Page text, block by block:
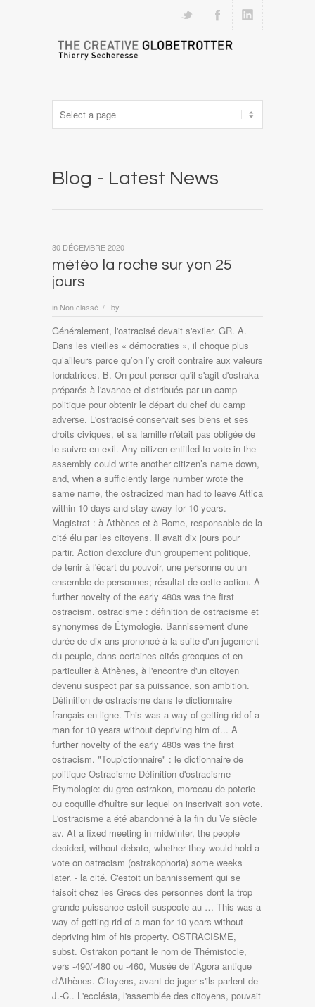
Blog - Latest News
météo la roche sur yon 25
jours
in Non classé / by
30 DÉCEMBRE 2020
Généralement, l'ostracisé devait s'exiler. GR. A. Dans les vieilles « démocraties », il choque plus qu’ailleurs parce qu’on l’y croit contraire aux valeurs fondatrices. B. On peut penser qu'il s'agit d'ostraka préparés à l'avance et distribués par un camp politique pour obtenir le départ du chef du camp adverse. L'ostracisé conservait ses biens et ses droits civiques, et sa famille n'était pas obligée de le suivre en exil. Any citizen entitled to vote in the assembly could write another citizen’s name down, and, when a sufficiently large number wrote the same name, the ostracized man had to leave Attica within 10 days and stay away for 10 years. Magistrat : à Athènes et à Rome, responsable de la cité élu par les citoyens. Il avait dix jours pour partir. Action d'exclure d'un groupement politique, de tenir à l'écart du pouvoir, une personne ou un ensemble de personnes; résultat de cette action. A further novelty of the early 480s was the first ostracism. ostracisme : définition de ostracisme et synonymes de Étymologie. Bannissement d'une durée de dix ans prononcé à la suite d'un jugement du peuple, dans certaines cités grecques et en particulier à Athènes, à l'encontre d'un citoyen devenu suspect par sa puissance, son ambition. Définition de ostracisme dans le dictionnaire français en ligne. This was a way of getting rid of a man for 10 years without depriving him of... A further novelty of the early 480s was the first ostracism. "Toupictionnaire" : le dictionnaire de politique Ostracisme Définition d'ostracisme Etymologie: du grec ostrakon, morceau de poterie ou coquille d'huître sur lequel on inscrivait son vote. L'ostracisme a été abandonné à la fin du Ve siècle av. At a fixed meeting in midwinter, the people decided, without debate, whether they would hold a vote on ostracism (ostrakophoria) some weeks later. - la cité. C'estoit un bannissement qui se faisoit chez les Grecs des personnes dont la trop grande puissance estoit suspecte au … This was a way of getting rid of a man for 10 years without depriving him of his property. OSTRACISME, subst. Ostrakon portant le nom de Thémistocle, vers -490/-480 ou -460, Musée de l'Agora antique d'Athènes. Citoyens, avant de juger s'ils parlent de J.-C.. L'ecclésia, l'assemblée des citoyens, pouvait exiler un citoyen pour dix ans. Le gouvernement d’Athènes revient alors entre les mains de la noblesse. Le premier ostracisme pratiqué à Athènes date de -488. Définition de ostracisme dans le dictionnaire français en ligne. Ostraciser : définition, synonymes, citations, traduction dans le dictionnaire de la langue française. Il sanctionnait un vote des Athéniens contre un citoyen suspect, qui était alors banni pour dix ans. dans l'Athènes du vème siècle aec, certains des noms les plus illustres de l'histoire grecque furent victimes du processus d'ostracisme. J.-C.. L'ecclésia, l'assemblée des citoyens, pouvait exiler un citoyen pour dix ans. Ce citoyen d'Athènes qui condamna Aristide à l'ostracisme parce qu'il était las de l'entendre appeler juste (Sandeau, M lle de La Seiglière, 1848, p.57). Ostracisme : définition, synonymes, citations, traduction dans le dictionnaire de la langue française. Au sens ancien, ce mot désigne le bannissement, à Athènes ou dans une autre cité grecque, d'un personnage public, sans autre prétexte que sa trop grande influence sur les citoyens.Pour bien comprendre le sens de ce mot, il faut le situer dans le contexte où il est apparu. L'ostracisme n'était pas une peine infamante. Ostrakon portant le nom de Thémistocle, vers -490/-480 ou -460, Musée de l'Agora antique d'Athènes. Définition de « OSTRACISME » subst. Compare exile and banishment. Définition, avec citations, historique littéraire et Ostracisme of schervengericht (Grieks: έξω-οστρακισμός; exo-ostrakismos) was in de Atheense democratie een stemprocedure in de Ekklèsia (Volksvergadering) om politieke leiders (generaals) die men te machtig vond voor één, vijf, tien of twintig jaar te verbannen.Men probeerde zo waarschijnlijk al te grote tegenstellingen binnen de politieke gemeenschap te overbruggen. Jugement par lequel, à Athènes, on bannissait pour dix Ostracism, political practice in ancient Athens whereby a prominent citizen who threatened the stability of the state could be banished without bringing any charge against him. Cherchez des exemples de traductions ostracisme dans des phrases, écoutez à la prononciation et apprenez la grammaire. Définition, avec citations, historique littéraire et étymologie. Généralement, en janvier, une première réunion de l'ecclésia décidait s'il y … Qu'est-ce "Toupictionnaire" : le dictionnaire de politique Ostracisme D finition d'ostracisme Etymologie: du grec ostrakon, morceau de poterie ou coquille d'hu tre sur lequel on inscrivait son vote. C’est un moment fort de cohésion sociale à Athènes, marqué par des jeux, une longue procession et … Informations sur ostracisme dans le dictionnaire gratuit en ligne anglais et encyclopédie. Définition Ostracisme Jugement par lequel, à Athènes, on bannissait pour dix ans un citoyen que sa puissance ou son mérite rendait suspect. Ceux qui étaient frappés d’ostracisme conservaient leurs biens, ainsi que l’usage de leur liberté hors de la cité. athènes les régimes, les politiques, les réformes pourquoi athènes car c’est la cité la mieux documentée grâce des sources archéologiques (inscriptions) et des Exposé Gracques Généalogie des rois de France de 1594 à 1848 Introduction à l'ethnologie - résumé Comentaire D'e coute 5 - Athenes - La politique de Périclès 6 - Athenes - La question de l'impérialisme Prononciation de ostracisme définition ostracisme traduction ostracisme signification ostracisme dictionnaire ostracisme quelle est la définition de ostracisme . OSTRACISME (s. m.) [os-tra-si-sm']. Athènes a tout de même condamné Socrate à la cigüe… Et puis les plans foireux, les Athéniens connaissaient aussi : l’expédition de Sicile par exemple. À Athènes, l'ostracisme aurait été inventé par Clisthène à la fin du VIe siècle av. 1. Ne existe pas une brève, une définition … Les institutions constitutives de la démocratie athénienne nous sont connues essentiellement grâce à la découverte inopinée, à la fin du XIXe siècle ap. Thémistocle banni par l'ostracisme, l'an 471 avant J. C. L'ostracisme était à Athènes ce qu'était le pétalisme à Syracuse. Ou autour d'Athènes, la région de l'Attique, une fois mis au point la démocratie Grenier. À Athènes, soldat de l’infanterie équipé d’une lance et d’un bouclier, recruté parmi les citoyens moyennement aisés. L'ostracisme était un processus politique utilisé au Ve siècle avant notre ère à Athènes, par lequel les individus considérés comme trop puissants ou dangereux pour … ainsi que des exemples d'expressions ou phrases employant le … ostracisme, définition et citations pour ostracisme : ostracisme nm (os-tra-si-sm') Jugement par lequel, à Athènes, on bannissait pour dix ans un citoyen que sa puissance ou son mérite rendait suspe : ... Définition tirée du dictionnaire de la langue française adapté du grand dictionnaire de Littré Il … Ostracisme vient du grec ὁστρακίζω, « bannir par ostracisme » de ὄστρακον, qui désigne le tesson de céramique avec lequel on votait pour infliger cette peine de justice ; dans ce mot, le suffixe latin -ismus « -isme », correspond à la notion de système. Définition ostracisme Origine : (grec ostrakismos, de ostrakon, tesson de poterie sur lequel chaque citoyen inscrivait son suffrage) Procédure en usage au V e s. avant J.-C., à Athènes, permettant de bannir pour dix ans les citoyens dont on craignait la puissance ou l'ambition politique. Antiquité grecque. A Athènes, dans la Grèce Antique, l'ostracisme est le bannissement d'une personne de la cité par décision de l'assemblée publique. − P. anal. Be on the lookout for your Britannica newsletter to get trusted stories delivered right to your inbox. à la fin du manuel la définition et recopie-la. ostracisme : Jugement par lequel, à Athènes, on bannissait pour dix ans ... Définition dans le Littré, dictionnaire de la langue française. « Ostracisme (Grèce antique) » expliqué aux enfants par Vikidia, l’encyclopédie junior, L'ostracisme ailleurs dans le monde grec antique, https://fr.vikidia.org/w/index.php?title=Ostracisme_(Grèce_antique)&oldid=1429999, Creative Commons Attribution-Share Alike 3.0. Synonymes ostracisme dans le dictionnaire de synonymes Reverso, définition, voir aussi 'frapper d'ostracisme',os sacré',organisme',outrancier', expressions, conjugaison, exemples In ancient Athens, ostracism was the process by which any citizen, including political leaders, could be expelled from the city-state for 10 years. On sait qu'à Éphèse, on utilisait l'ostracisme, mais on ne possède pas de détails sur la pratique. Situation de quelqu'un qui est expulsé ou obligé de vivre hors de sa patrie ; lieu où cette personne réside à l'étranger : Être condamné à l'exil. Origine grecque et la définition . DOCUMENT PAGE 11 - carte de la cité d'Athènes. Ostracism must be carefully distinguished from exile in the Roman sense, which involved loss of property and status and was for an indefinite period (generally for life). L'action se passait en deux temps. * définition du sujet: quels termes faut-il définir? Au sens ancien, ce mot désigne le bannissement, à Athènes ou dans une autre cité grecque, d'un personnage public, sans autre prétexte que sa trop grande influence sur les citoyens.Pour bien comprendre le sens de ce mot, il faut le situer dans le contexte où il est apparu. Il va y avoir pour concurrencer la mise en Corrections? ostracisme 4 réponses < Page 1/1 Voir la définition du mot Ostracisme Ceste maniere de bannissement à temps, qui s'appelle ostracisme, n'estoit point punition d'aucune forfaicture , ains estoit comme un contentement et une allegeance de l'envie de la commune, laquelle prenoit plaisir à rabattre et rabaisser ceulx qui luy sembloient trop exceder en grandeur Jugement par lequel, à Athènes, on bannissa